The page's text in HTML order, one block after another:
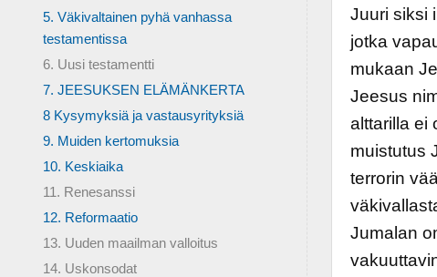
Juuri siksi
jotka
mukaan
Jeesus
alttarilla ei
muistutus
terrorin
Jumalan
5. Väkivaltainen pyhä vanhassa
testamentissa
6. Uusi testamentti
7. JEESUKSEN ELÄMÄNKERTA
8 Kysymyksiä ja vastausyrityksiä
9. Muiden kertomuksia
10. Keskiaika
11. Renesanssi
12. Reformaatio
13. Uuden maailman valloitus
14. Uskonsodat